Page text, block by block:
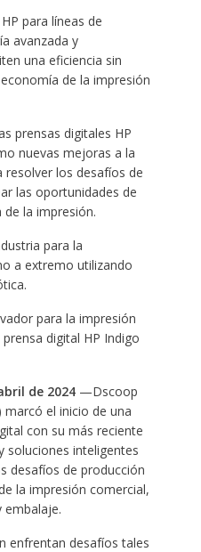
para líneas de
avanzada y
una eficiencia sin
de la impresión
prensas digitales HP
nuevas mejoras a la
resolver los desafíos de
las oportunidades de
la impresión.
para la
a extremo utilizando
para la impresión
digital HP Indigo
de 2024 —Dscoop
marcó el inicio de una
con su más reciente
soluciones inteligentes
desafíos de producción
la impresión comercial,
embalaje.
enfrentan desafíos tales